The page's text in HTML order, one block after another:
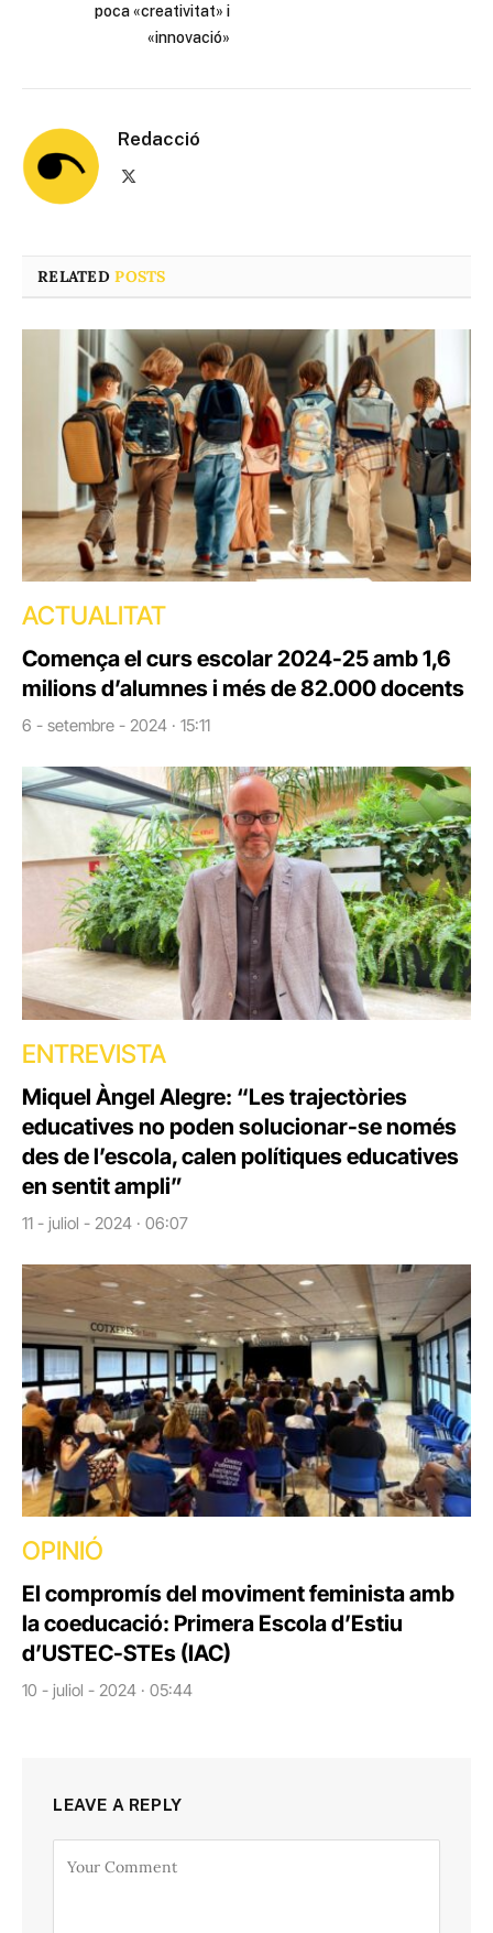
poca «creativitat» i
«innovació»
Redacció
RELATEDPOSTS
ACTUALITAT
Comença el curs escolar 2024-25 amb 1,6
milions d’alumnes i més de 82.000 docents
6 - setembre - 2024 · 15:11
ENTREVISTA
Miquel Àngel Alegre: “Les trajectòries
educatives no poden solucionar-se només
des de l’escola, calen polítiques educatives
en sentit ampli”
11 - juliol - 2024 · 06:07
OPINIÓ
El compromís del moviment feminista amb
la coeducació: Primera Escola d’Estiu
d’USTEC-STEs (IAC)
10 - juliol - 2024 · 05:44
LEAVE A REPLY